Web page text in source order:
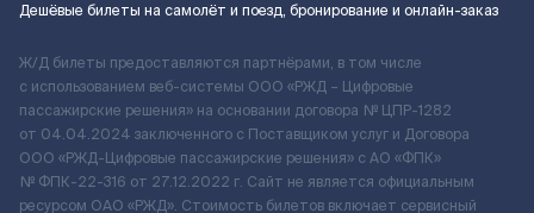
Дешёвые билеты на самолёт и поезд, бронирование и онлайн-заказ
Ж/Д билеты предоставляются партнёрами, в том числе
с использованием веб-системы ООО «РЖД – Цифровые
пассажирские решения» на основании договора № ЦПР-1282
от 04.04.2024 заключенного с Поставщиком услуг и Договора
ООО «РЖД-Цифровые пассажирские решения» c АО «ФПК»
№ ФПК-22-316 от 27.12.2022 г. Сайт не является официальным
ресурсом ОАО «РЖД». Стоимость билетов включает сервисный